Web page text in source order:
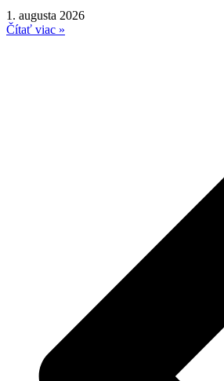
1. augusta 2026
Čítať viac »